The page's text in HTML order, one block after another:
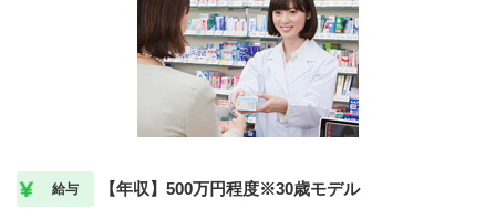
給与 【年収】500万円程度※30歳モデル